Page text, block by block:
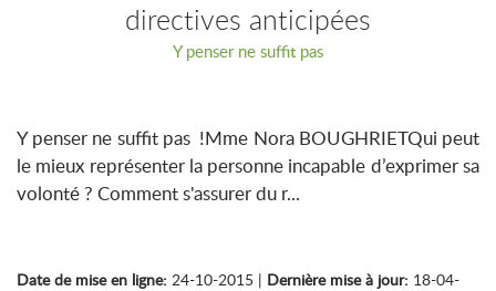
directives anticipées
Y penser ne suffit pas
Y penser ne suffit pas !Mme Nora BOUGHRIETQui peut
le mieux représenter la personne incapable d’exprimer sa
volonté ? Comment s'assurer du r...
Date de mise en ligne: 24-10-2015 | Dernière mise à jour: 18-04-